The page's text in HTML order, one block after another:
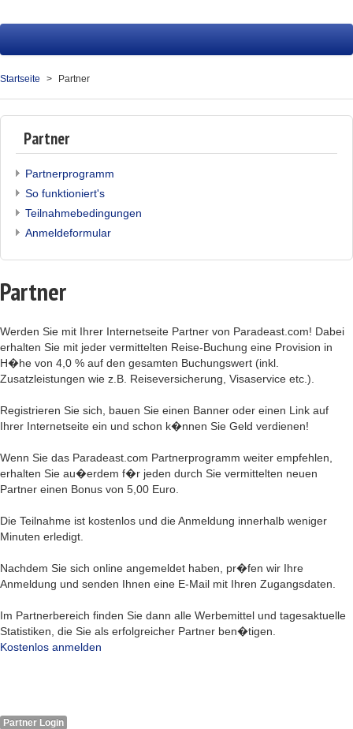
Service
Über uns
Startseite Partner
Partner
Partnerprogramm
So funktioniert's
Teilnahmebedingungen
Anmeldeformular
Partner
Werden Sie mit Ihrer Internetseite Partner von Paradeast.com! Dabei
erhalten Sie mit jeder vermittelten Reise-Buchung eine Provision in
H�he von 4,0 % auf den gesamten Buchungswert (inkl.
Zusatzleistungen wie z.B. Reiseversicherung, Visaservice etc.).
Registrieren Sie sich, bauen Sie einen Banner oder einen Link auf
Ihrer Internetseite ein und schon k�nnen Sie Geld verdienen!
Wenn Sie das Paradeast.com Partnerprogramm weiter empfehlen,
erhalten Sie au�erdem f�r jeden durch Sie vermittelten neuen
Partner einen Bonus von 5,00 Euro.
Die Teilnahme ist kostenlos und die Anmeldung innerhalb weniger
Minuten erledigt.
Nachdem Sie sich online angemeldet haben, pr�fen wir Ihre
Anmeldung und senden Ihnen eine E-Mail mit Ihren Zugangsdaten.
Im Partnerbereich finden Sie dann alle Werbemittel und tagesaktuelle
Statistiken, die Sie als erfolgreicher Partner ben�tigen.
Kostenlos anmelden
Partner Login